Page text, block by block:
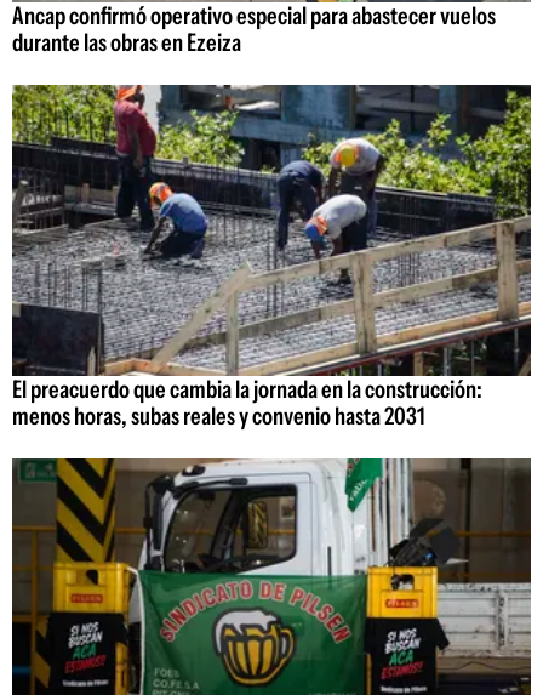
Ancap confirmó operativo especial para abastecer vuelos
durante las obras en Ezeiza
El preacuerdo que cambia la jornada en la construcción:
menos horas, subas reales y convenio hasta 2031